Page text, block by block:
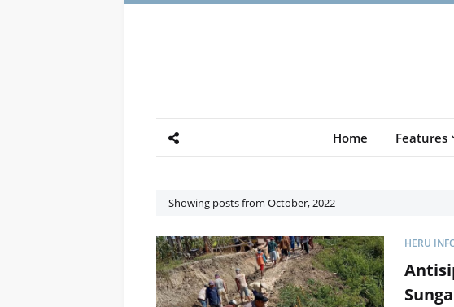
Home Features
Showing posts from October, 2022
HERU